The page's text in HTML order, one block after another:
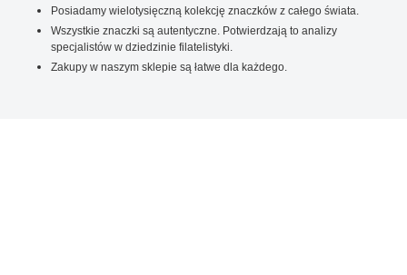
Posiadamy wielotysięczną kolekcję znaczków z całego świata.
Wszystkie znaczki są autentyczne. Potwierdzają to analizy
specjalistów w dziedzinie filatelistyki.
Zakupy w naszym sklepie są łatwe dla każdego.